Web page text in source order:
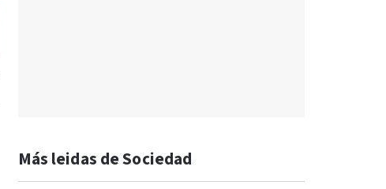
Más leidas de Sociedad